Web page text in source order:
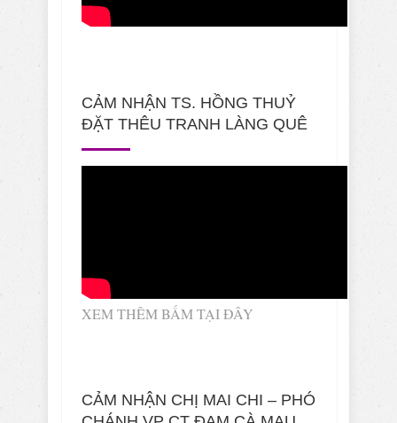
CẢM NHẬN TS. HỒNG THUỶ
ĐẶT THÊU TRANH LÀNG QUÊ
XEM THÊM BẤM TẠI ĐÂY
CẢM NHẬN CHỊ MAI CHI – PHÓ